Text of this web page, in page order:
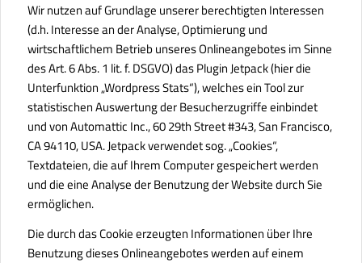
Wir nutzen auf Grundlage unserer berechtigten Interessen
(d.h. Interesse an der Analyse, Optimierung und
wirtschaftlichem Betrieb unseres Onlineangebotes im Sinne
des Art. 6 Abs. 1 lit. f. DSGVO) das Plugin Jetpack (hier die
Unterfunktion „Wordpress Stats“), welches ein Tool zur
statistischen Auswertung der Besucherzugriffe einbindet
und von Automattic Inc., 60 29th Street #343, San Francisco,
CA 94110, USA. Jetpack verwendet sog. „Cookies“,
Textdateien, die auf Ihrem Computer gespeichert werden
und die eine Analyse der Benutzung der Website durch Sie
ermöglichen.
Die durch das Cookie erzeugten Informationen über Ihre
Benutzung dieses Onlineangebotes werden auf einem